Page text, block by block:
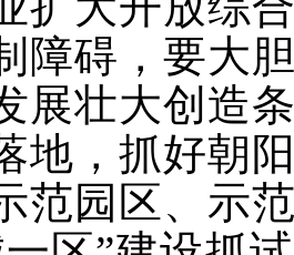
障碍，要大
展壮大创造
地，抓好朝
范园区、示